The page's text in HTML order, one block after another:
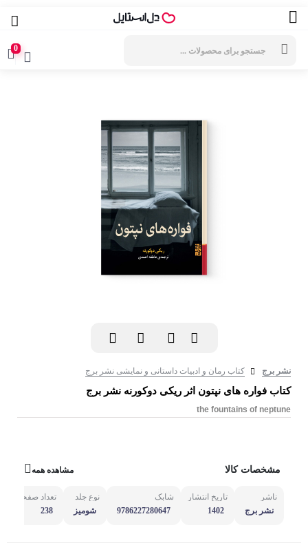
0
نشر برج کتاب رمان و ادبیات داستانی و نمایشی نشر برج
کتاب فواره های نپتون اثر ریکی دوکورنه نشر برج
the fountains of neptune
مشخصات کالا مشاهده همه
ناشر
نشر برج
تاریخ انتشار
1402
شابک
نوع جلد
شومیز
تعداد صفحه
238